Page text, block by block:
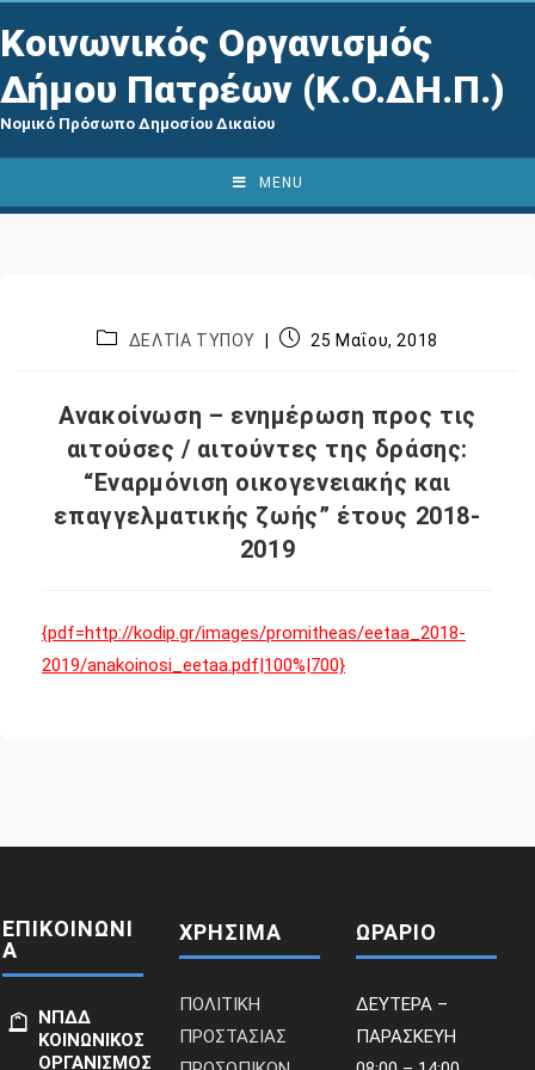
Κοινωνικός Οργανισμός
Δήμου Πατρέων (Κ.Ο.ΔΗ.Π.)
Νομικό Πρόσωπο Δημοσίου Δικαίου
MENU
ΔΕΛΤΙΑ ΤΥΠΟΥ 25 Μαΐου, 2018
Ανακοίνωση – ενημέρωση προς τις
αιτούσες / αιτούντες της δράσης:
“Εναρμόνιση οικογενειακής και
επαγγελματικής ζωής” έτους 2018-
2019
{pdf=http://kodip.gr/images/promitheas/eetaa_2018-
2019/anakoinosi_eetaa.pdf|100%|700}
ΕΠΙΚΟΙΝΩΝΙ
Α
ΝΠΔΔ
ΚΟΙΝΩΝΙΚΟΣ
ΟΡΓΑΝΙΣΜΟΣ
ΧΡΗΣΙΜΑ
ΠΟΛΙΤΙΚΗ
ΠΡΟΣΤΑΣΙΑΣ
ΩΡΑΡΙΟ
ΔΕΥΤΕΡΑ –
ΠΑΡΑΣΚΕΥΗ